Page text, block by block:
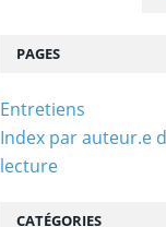
PAGES
Entretiens
Index par auteur.e
lecture
CATÉGORIES